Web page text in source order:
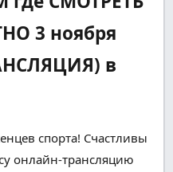
3 ноября
в
спорта! Счастливы
онлайн-трансляцию